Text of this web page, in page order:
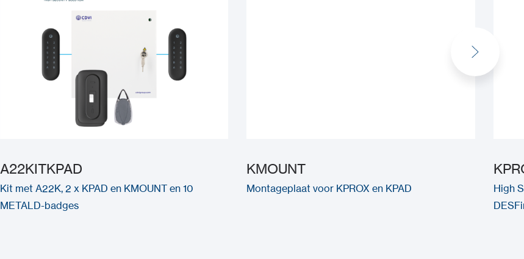
A22KITKPAD
Kit met A22K, 2 x KPAD en KMOUNT en 10
METALD-badges
KMOUNT
Montageplaat voor KPROX en KPAD
High